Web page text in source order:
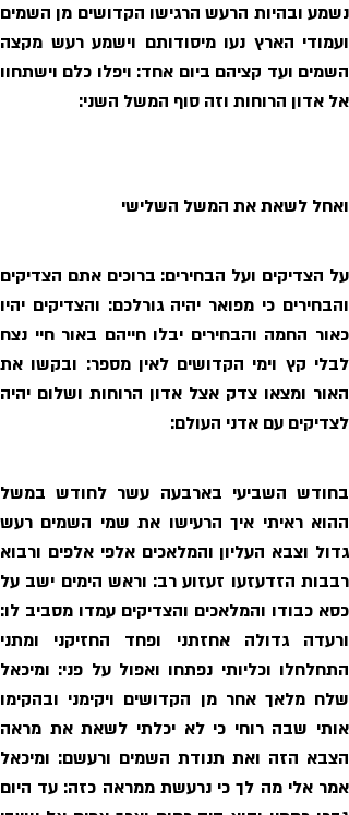
אל אדון הרוחות וזה סוף המשל השני:
ואחל לשאת את המשל השלישי
לצדיקים עם אדני העולם: